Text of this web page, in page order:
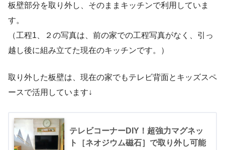
板壁部分を取り外し、そのままキッチンで利用していま
す。
（工程1、２の写真は、前の家での工程写真がなく、引っ
越し後に組み立てた現在のキッチンです。）
取り外した板壁は、現在の家でもテレビ背面とキッズスペ
ースで活用しています↓
テレビコーナーDIY！超強力マグネッ
ト［ネオジウム磁石］で取り外し可能